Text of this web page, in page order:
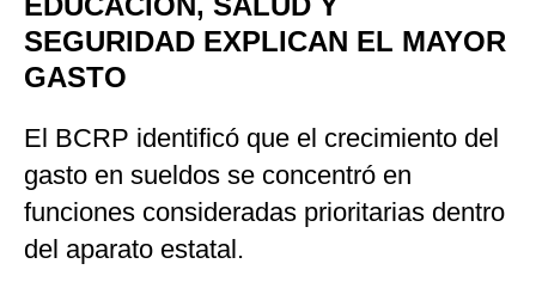
SEGURIDAD EXPLICAN EL MAYOR
GASTO
El BCRP identificó que el crecimiento del
gasto en sueldos se concentró en
funciones consideradas prioritarias dentro
del aparato estatal.